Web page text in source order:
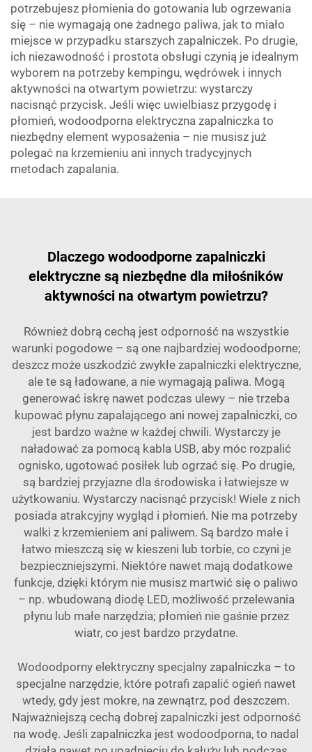
potrzebujesz płomienia do gotowania lub ogrzewania
się – nie wymagają one żadnego paliwa, jak to miało
miejsce w przypadku starszych zapalniczek. Po drugie,
ich niezawodność i prostota obsługi czynią je idealnym
wyborem na potrzeby kempingu, wędrówek i innych
aktywności na otwartym powietrzu: wystarczy
nacisnąć przycisk. Jeśli więc uwielbiasz przygodę i
płomień, wodoodporna elektryczna zapalniczka to
niezbędny element wyposażenia – nie musisz już
polegać na krzemieniu ani innych tradycyjnych
metodach zapalania.
Dlaczego wodoodporne zapalniczki
elektryczne są niezbędne dla miłośników
aktywności na otwartym powietrzu?
Również dobrą cechą jest odporność na wszystkie
warunki pogodowe – są one najbardziej wodoodporne;
deszcz może uszkodzić zwykłe zapalniczki elektryczne,
ale te są ładowane, a nie wymagają paliwa. Mogą
generować iskrę nawet podczas ulewy – nie trzeba
kupować płynu zapalającego ani nowej zapalniczki, co
jest bardzo ważne w każdej chwili. Wystarczy je
naładować za pomocą kabla USB, aby móc rozpalić
ognisko, ugotować posiłek lub ogrzać się. Po drugie,
są bardziej przyjazne dla środowiska i łatwiejsze w
użytkowaniu. Wystarczy nacisnąć przycisk! Wiele z nich
posiada atrakcyjny wygląd i płomień. Nie ma potrzeby
walki z krzemieniem ani paliwem. Są bardzo małe i
łatwo mieszczą się w kieszeni lub torbie, co czyni je
bezpieczniejszymi. Niektóre nawet mają dodatkowe
funkcje, dzięki którym nie musisz martwić się o paliwo
– np. wbudowaną diodę LED, możliwość przelewania
płynu lub małe narzędzia; płomień nie gaśnie przez
wiatr, co jest bardzo przydatne.
Wodoodporny elektryczny specjalny zapalniczka – to
specjalne narzędzie, które potrafi zapalić ogień nawet
wtedy, gdy jest mokre, na zewnątrz, pod deszczem.
Najważniejszą cechą dobrej zapalniczki jest odporność
na wodę. Jeśli zapalniczka jest wodoodporna, to nadal